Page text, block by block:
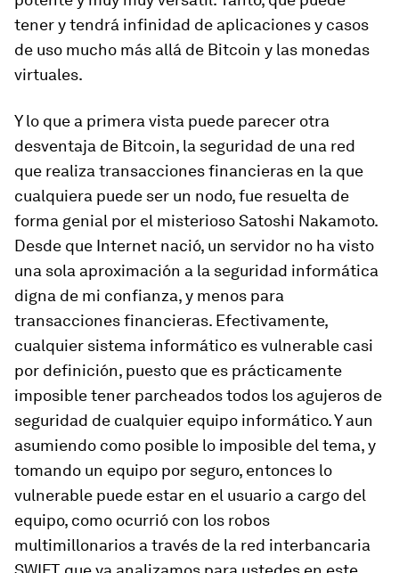
tener y tendrá infinidad de aplicaciones y casos
de uso mucho más allá de Bitcoin y las monedas
virtuales.
Y lo que a primera vista puede parecer otra
desventaja de Bitcoin, la seguridad de una red
que realiza transacciones financieras en la que
cualquiera puede ser un nodo, fue resuelta de
forma genial por el misterioso Satoshi Nakamoto.
Desde que Internet nació, un servidor no ha visto
una sola aproximación a la seguridad informática
digna de mi confianza, y menos para
transacciones financieras. Efectivamente,
cualquier sistema informático es vulnerable casi
por definición, puesto que es prácticamente
imposible tener parcheados todos los agujeros de
seguridad de cualquier equipo informático. Y aun
asumiendo como posible lo imposible del tema, y
tomando un equipo por seguro, entonces lo
vulnerable puede estar en el usuario a cargo del
equipo, como ocurrió con los robos
multimillonarios a través de la red interbancaria